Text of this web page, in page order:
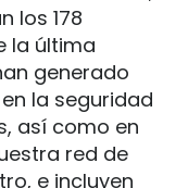
los 178
la última
generado
la seguridad
así como en
red de
e incluyen